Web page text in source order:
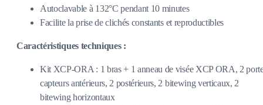
Autoclavable à 132°C pendant 10 minutes
Facilite la prise de clichés constants et reproductibles
Caractéristiques techniques :
Kit XCP-ORA : 1 bras + 1 anneau de visée XCP ORA, 2
capteurs antérieurs, 2 postérieurs, 2 bitewing verticaux, 2
bitewing horizontaux